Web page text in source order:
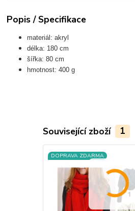
Popis / Specifikace
materiál: akryl
délka: 180 cm
šířka: 80 cm
hmotnost: 400 g
Související zboží 1
DOPRAVA ZDARMA